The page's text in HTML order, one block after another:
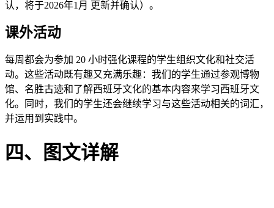
认，将于2026年1月 更新并确认）。
课外活动
每周都会为参加 20 小时强化课程的学生组织文化和社交活
动。这些活动既有趣又充满乐趣：我们的学生通过参观博物
馆、名胜古迹和了解西班牙文化的基本内容来学习西班牙文
化。同时，我们的学生还会继续学习与这些活动相关的词汇，
并运用到实践中。
四、图文详解